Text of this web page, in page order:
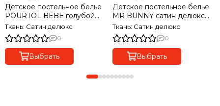
Детское постельное белье
POURTOL BEBE голубой
сатин делюкс TIVOLYO
HOME Турция
Ткань: Сатин делюкс
0
Выбрать
Детское постельное белье
MR BUNNY сатин делюкс
TIVOLYO HOME Турция
Ткань: Сатин делюкс
0
Выбрать